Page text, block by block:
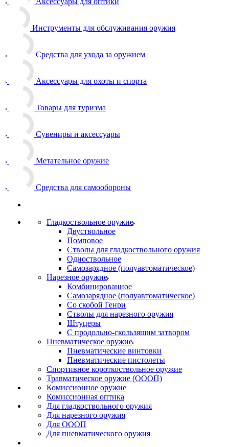
Инструменты для обслуживания оружия
Средства для ухода за оружием
Аксессуары для охоты и спорта
Товары для туризма
Сувениры и аксессуары
Метательное оружие
Средства для самообороны
Гладкоствольное оружие
Двуствольное
Помповое
Стволы для гладкоствольного оружия
Одноствольное
Самозарядное (полуавтоматическое)
Нарезное оружие
Комбинированное
Самозарядное (полуавтоматическое)
Со скобой Генри
Стволы для нарезного оружия
Штуцеры
С продольно-скользящим затвором
Пневматическое оружие
Пневматические винтовки
Пневматические пистолеты
Спортивное короткоствольное оружие
Травматическое оружие (ОООП)
Комиссионное оружие
Комиссионная оптика
Для гладкоствольного оружия
Для нарезного оружия
Для ОООП
Для пневматического оружия